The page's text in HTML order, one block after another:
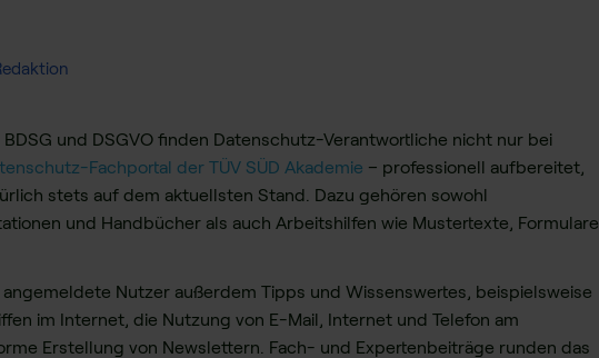
und DSGVO finden Datenschutz-Verantwortliche nicht nur bei
Fachportal der TÜV SÜD Akademie – professionell aufbereitet,
stets auf dem aktuellsten Stand. Dazu gehören sowohl
und Handbücher als auch Arbeitshilfen wie Mustertexte, Formulare
Nutzer außerdem Tipps und Wissenswertes, beispielsweise
im Internet, die Nutzung von E-Mail, Internet und Telefon am
Erstellung von Newslettern. Fach- und Expertenbeiträge runden das